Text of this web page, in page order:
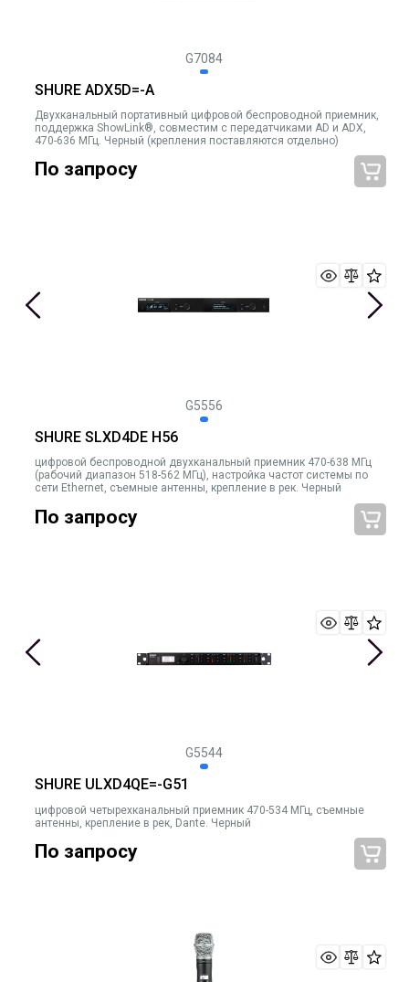
G7084
SHURE ADX5D=-A
Двухканальный портативный цифровой беспроводной приемник,
поддержка ShowLink®, совместим с передатчиками AD и ADX,
470-636 МГц. Черный (крепления поставляются отдельно)
По запросу
G5556
SHURE SLXD4DE H56
цифровой беспроводной двухканальный приемник 470-638 МГц
(рабочий диапазон 518-562 МГц), настройка частот системы по
сети Ethernet, съемные антенны, крепление в рек. Черный
По запросу
G5544
SHURE ULXD4QE=-G51
цифровой четырехканальный приемник 470-534 МГц, съемные
антенны, крепление в рек, Dante. Черный
По запросу